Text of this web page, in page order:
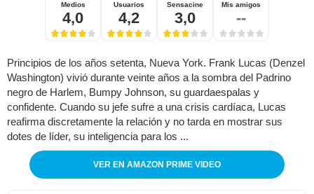
Medios
4,0
Usuarios
4,2
Sensacine
3,0
Mis amigos
--
Principios de los años setenta, Nueva York. Frank Lucas (Denzel
Washington) vivió durante veinte años a la sombra del Padrino
negro de Harlem, Bumpy Johnson, su guardaespalas y
confidente. Cuando su jefe sufre a una crisis cardíaca, Lucas
reafirma discretamente la relación y no tarda en mostrar sus
dotes de líder, su inteligencia para los ...
VER EN AMAZON PRIME VIDEO